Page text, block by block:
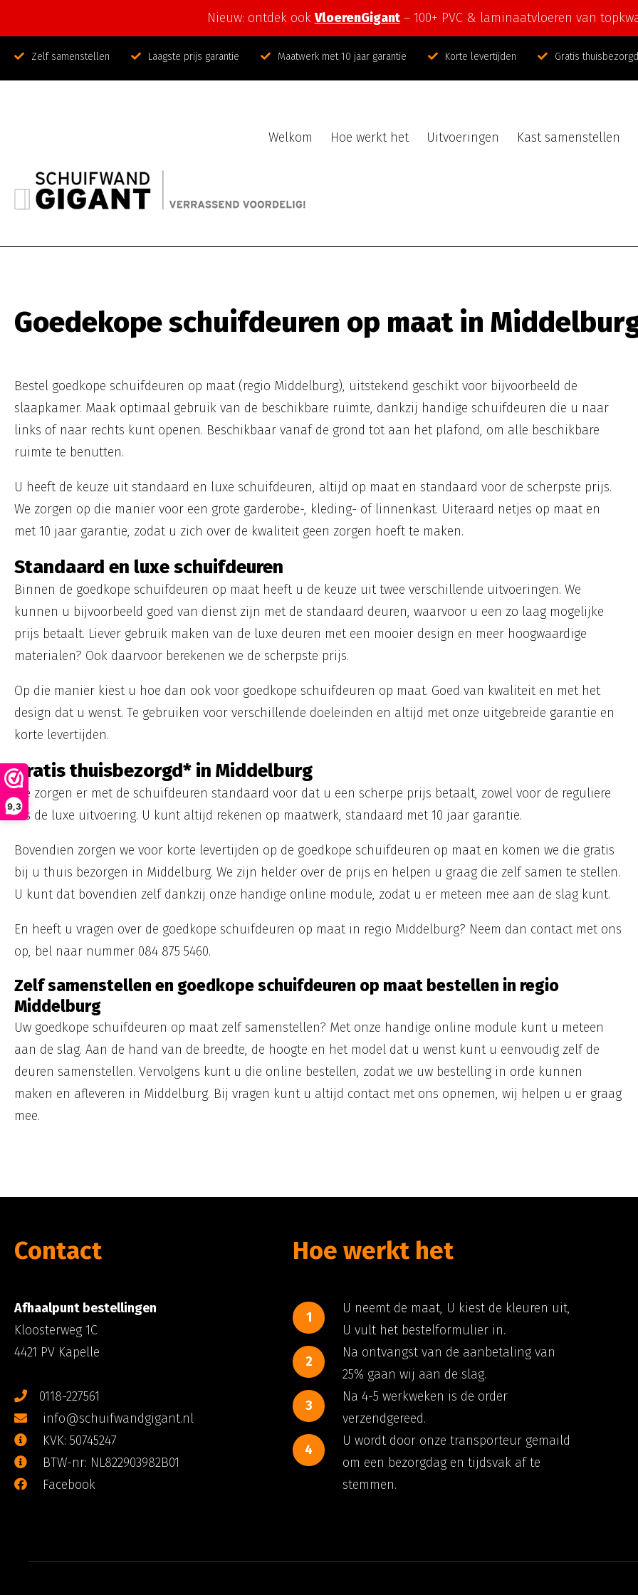
9,3
Nieuw: ontdek ookVloerenGigant– 100+ PVC & laminaatvloeren van
Zelf samenstellen Laagste prijs garantie Maatwerk met 10 jaar garantie Korte levertijden Gratis
Welkom Hoe werkt het Uitvoeringen Kast samenstellen
Goedekope schuifdeuren op maat in
Bestel goedkope schuifdeuren op maat (regio Middelburg), uitstekend geschikt voor bijvoorbeeld de
slaapkamer. Maak optimaal gebruik van de beschikbare ruimte, dankzij handige schuifdeuren die u naar
links of naar rechts kunt openen. Beschikbaar vanaf de grond tot aan het plafond, om alle beschikbare
ruimte te benutten.
U heeft de keuze uit standaard en luxe schuifdeuren, altijd op maat en standaard voor de scherpste prijs.
We zorgen op die manier voor een grote garderobe-, kleding- of linnenkast. Uiteraard netjes op maat en
met 10 jaar garantie, zodat u zich over de kwaliteit geen zorgen hoeft te maken.
Standaard en luxe schuifdeuren
Binnen de goedkope schuifdeuren op maat heeft u de keuze uit twee verschillende uitvoeringen. We
kunnen u bijvoorbeeld goed van dienst zijn met de standaard deuren, waarvoor u een zo laag mogelijke
prijs betaalt. Liever gebruik maken van de luxe deuren met een mooier design en meer hoogwaardige
materialen? Ook daarvoor berekenen we de scherpste prijs.
Op die manier kiest u hoe dan ook voor goedkope schuifdeuren op maat. Goed van kwaliteit en met het
design dat u wenst. Te gebruiken voor verschillende doeleinden en altijd met onze uitgebreide garantie en
korte levertijden.
Gratis thuisbezorgd* in Middelburg
We zorgen er met de schuifdeuren standaard voor dat u een scherpe prijs betaalt, zowel voor de reguliere
als de luxe uitvoering. U kunt altijd rekenen op maatwerk, standaard met 10 jaar garantie.
Bovendien zorgen we voor korte levertijden op de goedkope schuifdeuren op maat en komen we die gratis
bij u thuis bezorgen in Middelburg. We zijn helder over de prijs en helpen u graag die zelf samen te stellen.
U kunt dat bovendien zelf dankzij onze handige online module, zodat u er meteen mee aan de slag kunt.
En heeft u vragen over de goedkope schuifdeuren op maat in regio Middelburg? Neem dan contact met ons
op, bel naar nummer 084 875 5460.
Zelf samenstellen en goedkope schuifdeuren op maat bestellen in regio
Middelburg
Uw goedkope schuifdeuren op maat zelf samenstellen? Met onze handige online module kunt u meteen
aan de slag. Aan de hand van de breedte, de hoogte en het model dat u wenst kunt u eenvoudig zelf de
deuren samenstellen. Vervolgens kunt u die online bestellen, zodat we uw bestelling in orde kunnen
maken en afleveren in Middelburg. Bij vragen kunt u altijd contact met ons opnemen, wij helpen u er graag
mee.
Contact
Afhaalpunt bestellingen
Kloosterweg 1C
4421 PV Kapelle
0118-227561
info@schuifwandgigant.nl
KVK: 50745247
BTW-nr: NL822903982B01
Facebook
Hoe werkt het
1
U neemt de maat, U kiest de kleuren uit,
U vult het bestelformulier in.
2
Na ontvangst van de aanbetaling van
25% gaan wij aan de slag.
3
Na 4-5 werkweken is de order
verzendgereed.
4
U wordt door onze transporteur gemaild
om een bezorgdag en tijdsvak af te
stemmen.